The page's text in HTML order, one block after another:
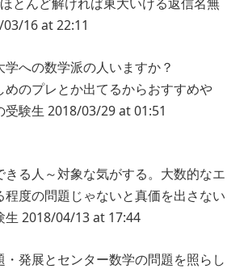
16 at 22:11
への数学派の人いますか？
めのプレとか出てるからおすすめや
受験生 2018/03/29 at 01:51
きる人～対象な気がする。大数的なエ
程度の問題じゃないと真価を出さない
生 2018/04/13 at 17:44
・発展とセンター数学の問題を照らし